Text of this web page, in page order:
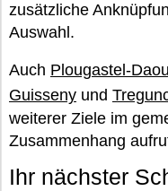
zusätzliche
Auswahl.
Auch Plougastel-
Guisseny und
weiterer Ziele im
Zusammenhang
Ihr nächster